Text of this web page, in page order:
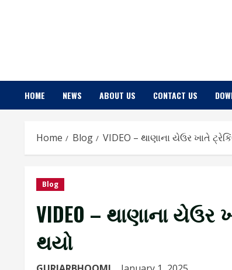
HOME NEWS ABOUT US CONTACT US
Home Blog VIDEO – થાણાના યેઉર ખાતે
Blog
VIDEO – થાણાના
થયો